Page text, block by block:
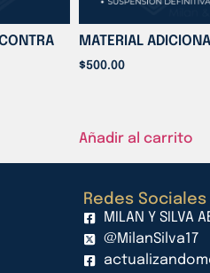
MATERIAL
$500.00
Añadir al carrito
Redes Sociales
MILAN Y SILVA
@MilanSilva17